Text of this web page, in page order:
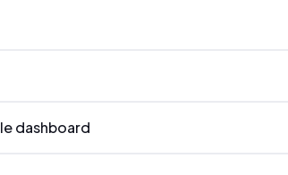
dashboard